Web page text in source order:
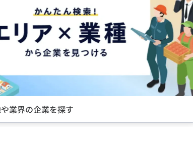
現役社員が語る『会社の魅力』とは？